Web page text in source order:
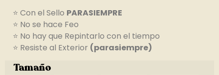
⭐ Con el Sello PARASIEMPRE
⭐ No se hace Feo
⭐ No hay que Repintarlo con el tiempo
⭐ Resiste al Exterior (parasiempre)
Tamaño